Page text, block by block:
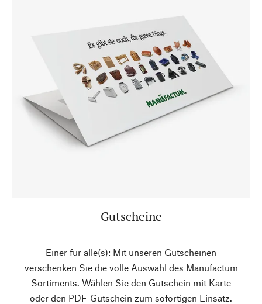
Gutscheine
Einer für alle(s): Mit unseren Gutscheinen
verschenken Sie die volle Auswahl des Manufactum
Sortiments. Wählen Sie den Gutschein mit Karte
oder den PDF-Gutschein zum sofortigen Einsatz.